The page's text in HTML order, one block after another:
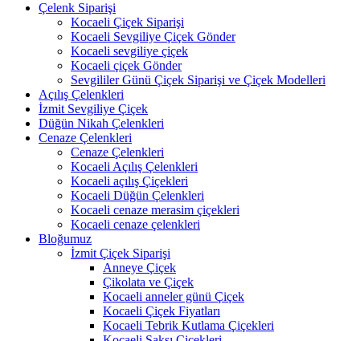
Çelenk Siparişi
Kocaeli Çiçek Siparişi
Kocaeli Sevgiliye Çiçek Gönder
Kocaeli sevgiliye çiçek
Kocaeli çiçek Gönder
Sevgililer Günü Çiçek Siparişi ve Çiçek Modelleri
Açılış Çelenkleri
İzmit Sevgiliye Çiçek
Düğün Nikah Çelenkleri
Cenaze Çelenkleri
Cenaze Çelenkleri
Kocaeli Açılış Çelenkleri
Kocaeli açılış Çiçekleri
Kocaeli Düğün Çelenkleri
Kocaeli cenaze merasim çiçekleri
Kocaeli cenaze çelenkleri
Bloğumuz
İzmit Çiçek Siparişi
Anneye Çiçek
Çikolata ve Çiçek
Kocaeli anneler günü Çiçek
Kocaeli Çiçek Fiyatları
Kocaeli Tebrik Kutlama Çiçekleri